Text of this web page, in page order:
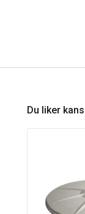
Du liker